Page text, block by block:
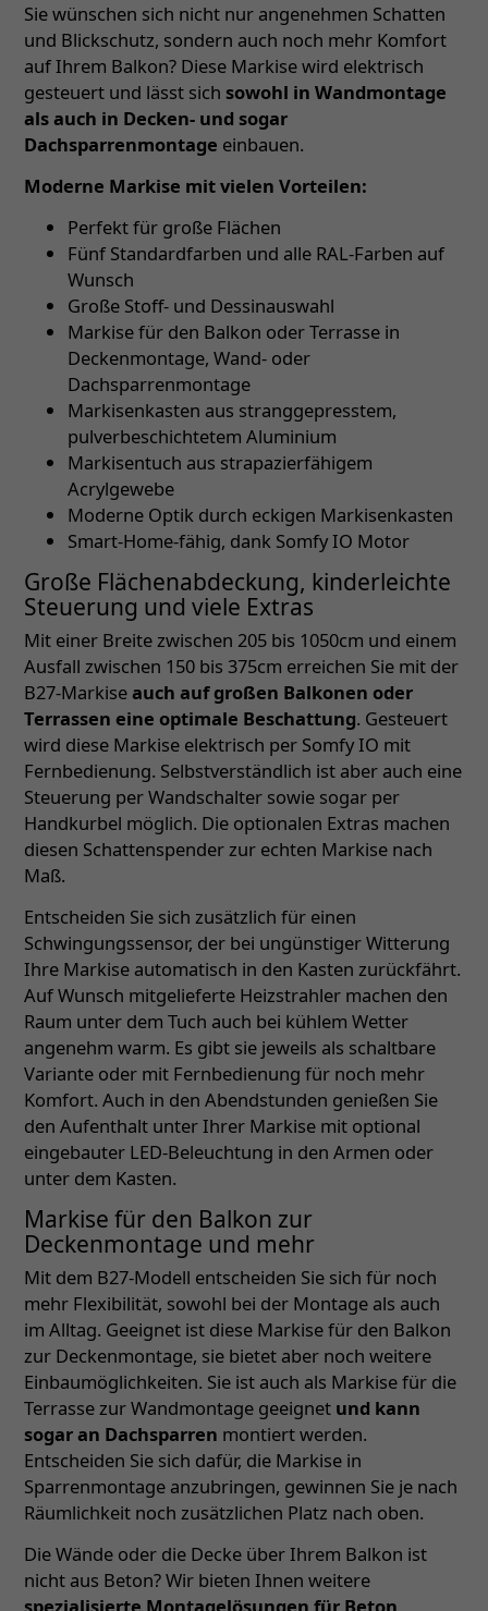
Sie wünschen sich nicht nur angenehmen Schatten
und Blickschutz, sondern auch noch mehr Komfort
auf Ihrem Balkon? Diese Markise wird elektrisch
gesteuert und lässt sich sowohl in Wandmontage
als auch in Decken- und sogar
Dachsparrenmontage einbauen.
Moderne Markise mit vielen Vorteilen:
Perfekt für große Flächen
Fünf Standardfarben und alle RAL-Farben auf
Wunsch
Große Stoff- und Dessinauswahl
Markise für den Balkon oder Terrasse in
Deckenmontage, Wand- oder
Dachsparrenmontage
Markisenkasten aus stranggepresstem,
pulverbeschichtetem Aluminium
Markisentuch aus strapazierfähigem
Acrylgewebe
Moderne Optik durch eckigen Markisenkasten
Smart-Home-fähig, dank Somfy IO Motor
Große Flächenabdeckung, kinderleichte
Steuerung und viele Extras
Mit einer Breite zwischen 205 bis 1050cm und einem
Ausfall zwischen 150 bis 375cm erreichen Sie mit der
B27-Markiseauch auf großen Balkonen oder
Terrassen eine optimale Beschattung. Gesteuert
wird diese Markise elektrisch per Somfy IO mit
Fernbedienung. Selbstverständlich ist aber auch eine
Steuerung per Wandschalter sowie sogar per
Handkurbel möglich. Die optionalen Extras machen
diesen Schattenspender zur echten Markise nach
Maß.
Entscheiden Sie sich zusätzlich für einen
Schwingungssensor, der bei ungünstiger Witterung
Ihre Markise automatisch in den Kasten zurückfährt.
Auf Wunsch mitgelieferte Heizstrahler machen den
Raum unter dem Tuch auch bei kühlem Wetter
angenehm warm. Es gibt sie jeweils als schaltbare
Variante oder mit Fernbedienung für noch mehr
Komfort. Auch in den Abendstunden genießen Sie
den Aufenthalt unter Ihrer Markise mit optional
eingebauter LED-Beleuchtung in den Armen oder
unter dem Kasten.
Markise für den Balkon zur
Deckenmontage und mehr
Mit dem B27-Modell entscheiden Sie sich für noch
mehr Flexibilität, sowohl bei der Montage als auch
im Alltag. Geeignet ist diese Markise für den Balkon
zur Deckenmontage, sie bietet aber noch weitere
Einbaumöglichkeiten. Sie ist auch als Markise für die
Terrasse zur Wandmontage geeignet und kann
sogar an Dachsparren montiert werden.
Entscheiden Sie sich dafür, die Markise in
Sparrenmontage anzubringen, gewinnen Sie je nach
Räumlichkeit noch zusätzlichen Platz nach oben.
Die Wände oder die Decke über Ihrem Balkon ist
nicht aus Beton? Wir bieten Ihnen weitere